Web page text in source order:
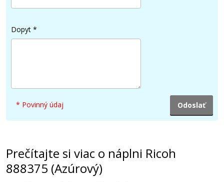
Dopyt *
* Povinný údaj
Prečítajte si viac o náplni Ricoh
888375 (Azúrový)